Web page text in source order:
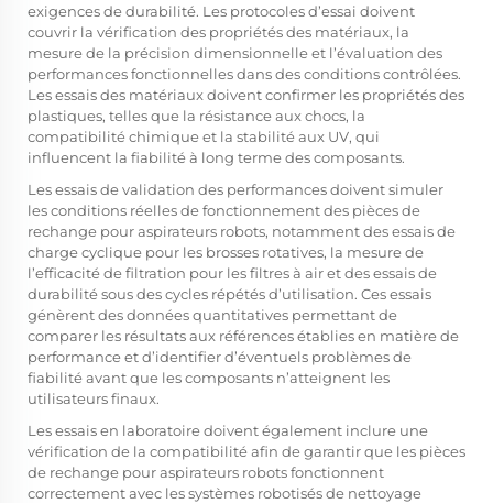
exigences de durabilité. Les protocoles d’essai doivent
couvrir la vérification des propriétés des matériaux, la
mesure de la précision dimensionnelle et l’évaluation des
performances fonctionnelles dans des conditions contrôlées.
Les essais des matériaux doivent confirmer les propriétés des
plastiques, telles que la résistance aux chocs, la
compatibilité chimique et la stabilité aux UV, qui
influencent la fiabilité à long terme des composants.
Les essais de validation des performances doivent simuler
les conditions réelles de fonctionnement des pièces de
rechange pour aspirateurs robots, notamment des essais de
charge cyclique pour les brosses rotatives, la mesure de
l’efficacité de filtration pour les filtres à air et des essais de
durabilité sous des cycles répétés d’utilisation. Ces essais
génèrent des données quantitatives permettant de
comparer les résultats aux références établies en matière de
performance et d’identifier d’éventuels problèmes de
fiabilité avant que les composants n’atteignent les
utilisateurs finaux.
Les essais en laboratoire doivent également inclure une
vérification de la compatibilité afin de garantir que les pièces
de rechange pour aspirateurs robots fonctionnent
correctement avec les systèmes robotisés de nettoyage